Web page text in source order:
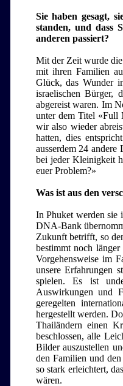
Sie haben gesagt,
standen, und dass
anderen passiert?
Mit der Zeit wurde
mit ihren Familien
Glück, das Wunder
israelischen Bürger,
abgereist waren. Im
unter dem Titel «Full
wir also wieder
hatten, dies
ausserdem 24
bei jeder Kleinigkeit
euer Problem?»
Was ist aus den
In Phuket werden sie
DNA-Bank
Zukunft betrifft, so
bestimmt noch
Vorgehensweise im
unsere Erfahrungen
spielen. Es ist
Auswirkungen und
geregelten
hergestellt werden.
Thailändern einen
beschlossen, alle
Bilder auszustellen
den Familien und
so stark erleichtert,
wären.